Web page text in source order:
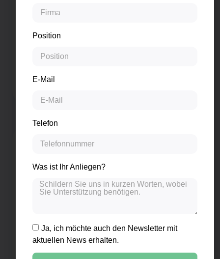
Transformation
Position
E-Mail
Telefon
Was ist Ihr Anliegen?
Ja, ich möchte auch den Newsletter mit
aktuellen News erhalten.